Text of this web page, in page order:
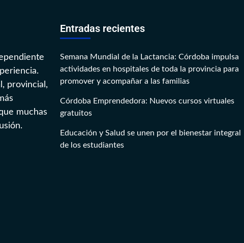
provincial,
muchas
Entradas recientes
Semana Mundial de la Lactancia: Córdoba impulsa
actividades en hospitales de toda la provincia para
promover y acompañar a las familias
Córdoba Emprendedora: Nuevos cursos virtuales
gratuitos
Educación y Salud se unen por el bienestar integral
de los estudiantes